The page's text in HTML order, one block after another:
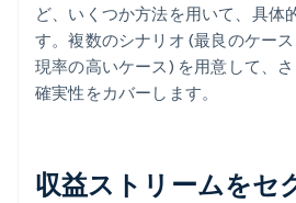
ど、いくつか方法を用いて、具体
す。複数のシナリオ (最良のケー
現率の高いケース) を用意して、
確実性をカバーします。
収益ストリームをセ